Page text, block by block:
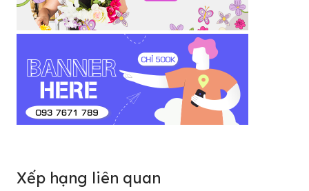
Xếp hạng liên quan